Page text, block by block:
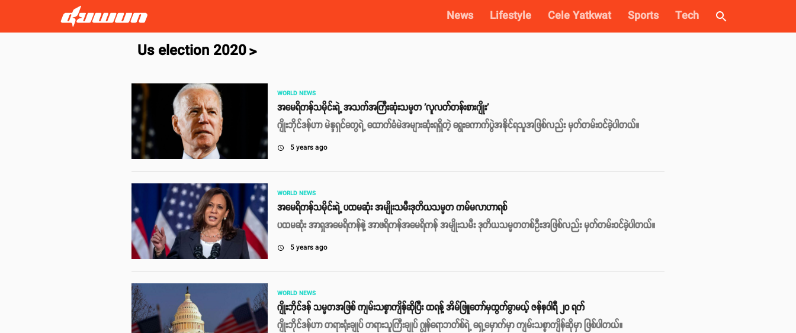
News Lifestyle Cele Yatkwat Sports Tech
Us election 2020>
WORLD NEWS
အမေရိကန်သမိုင်းရဲ့ အသက်အကြီးဆုံးသမ္မတ 'လူလတ်တန်းစားဂျိုး'
ဂျိုးဘိုင်ဒန်ဟာ မဲန္ဒရှင်တွေရဲ့ ထောက်ခံမဲအများဆုံးရရှိတဲ့ ရွေးကောက်ပွဲအနိုင်ရသူအဖြစ်လည်း မှတ်တမ်းဝင်ခဲ့ပါတယ်။
access_time 5 years ago
WORLD NEWS
အမေရိကန်သမိုင်းရဲ့ ပထမဆုံး အမျိုးသမီးဒုတိယသမ္မတ ကမ်မလာဟာရစ်
ပထမဆုံး အာရှအမေရိကန်နဲ့ အာဖရိကန်အမေရိကန် အမျိုးသမီး ဒုတိယသမ္မတတစ်ဦးအဖြစ်လည်း မှတ်တမ်းဝင်ခဲ့ပါတယ်။
access_time 5 years ago
WORLD NEWS
ဂျိုးဘိုင်ဒန် သမ္မတအဖြစ် ကျမ်းသစ္စာကျိန်ဆိုပြီး ထရန့် အိမ်ဖြူတော်မှထွက်ခွာမယ့် ဇန်နဝါရီ ၂၀ ရက်
ဂျိုးဘိုင်ဒန်ဟာ တရားရုံးချုပ် တရားသူကြီးချုပ် ဂျွန်ရောဘတ်စ်ရဲ့ ရှေ့မှောက်မှာ ကျမ်းသစ္စာကျိန်ဆိုမှာ ဖြစ်ပါတယ်။